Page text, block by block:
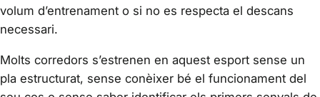
volum d’entrenament o si no es respecta el descans
necessari.
Molts corredors s’estrenen en aquest esport sense un
pla estructurat, sense conèixer bé el funcionament del